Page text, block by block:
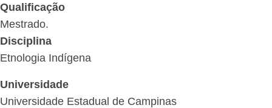
Qualificação
Mestrado.
Disciplina
Etnologia Indígena
Universidade
Universidade Estadual de Campinas